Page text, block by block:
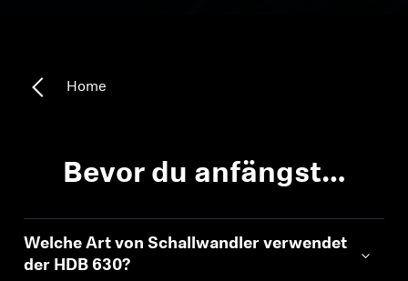
Ressourcen zum Thema Hören
Home
Bevor du anfängst…
Welche Art von Schallwandler verwendet
der HDB 630?